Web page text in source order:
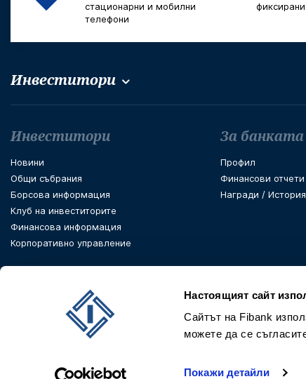
Настоящият сайт
Сайтът на Fibank
можете да се
Покажи детайли
стационарни и мобилни
телефони
фиксирани
Инвеститори
Футър навигация
Инвеститори
Новини
Общи събрания
Борсова информация
Клуб на инвеститорите
Финансова информация
Корпоративно управление
За банката
Профил
Финансови отчети
Награди / История